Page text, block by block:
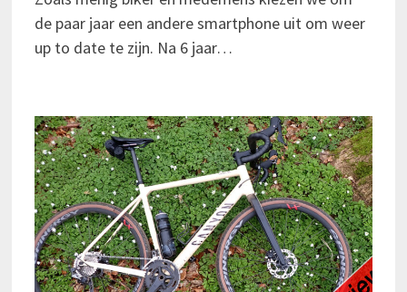
de paar jaar een andere smartphone uit om weer
up to date te zijn. Na 6 jaar…